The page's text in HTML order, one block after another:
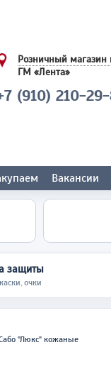
Розничный магазин
ГМ «Лента»
(910) 210-
Вакансии
защиты
очки
"Люкс" кожаные